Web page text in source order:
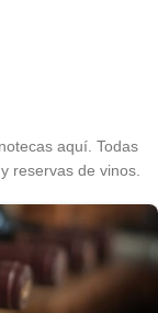
aquí. Todas
reservas de vinos.